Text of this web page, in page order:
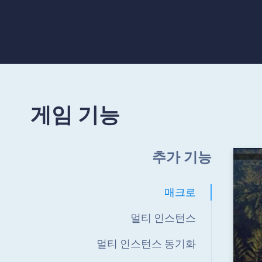
게임 기능
추가 기능
매크로
멀티 인스턴스
멀티 인스턴스 동기화